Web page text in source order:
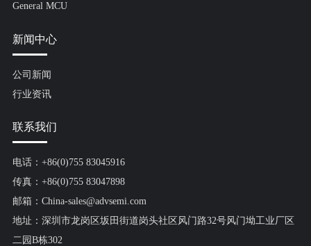
General MCU
新闻中心
公司新闻
行业资讯
联系我们
电话：+86(0)755 83045916
传真：+86(0)755 83047898
邮箱：China-sales@advsemi.com
地址：深圳市龙岗区坂田街道岗头社区风门路32号风门坳工业厂区
二园B栋302